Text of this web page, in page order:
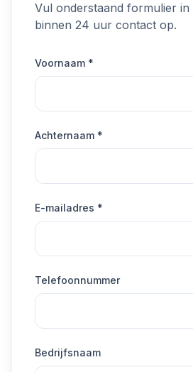
Vul onderstaand formulier in
binnen 24 uur contact op.
Voornaam *
Achternaam *
E-mailadres *
Telefoonnummer
Bedrijfsnaam